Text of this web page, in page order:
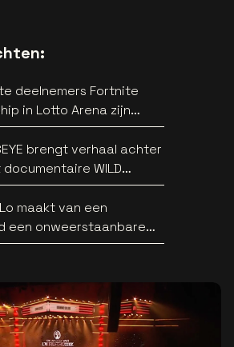
deelnemers Fortnite
in Lotto Arena zijn
brengt verhaal achter
WILD
maakt van een
een onweerstaanbare